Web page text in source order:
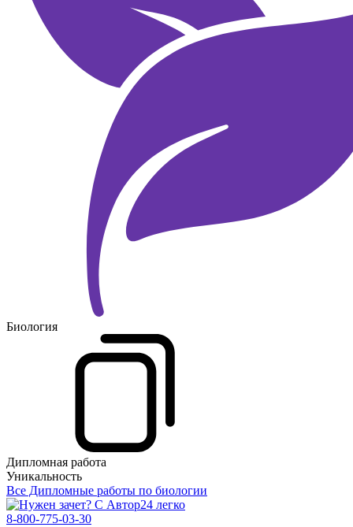
Биология
Дипломная работа
Уникальность
Все Дипломные работы по биологии
8-800-775-03-30